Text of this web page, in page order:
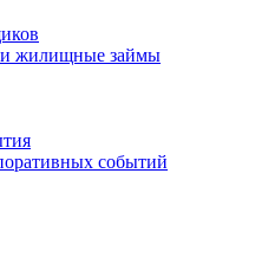
жилищные займы
событий